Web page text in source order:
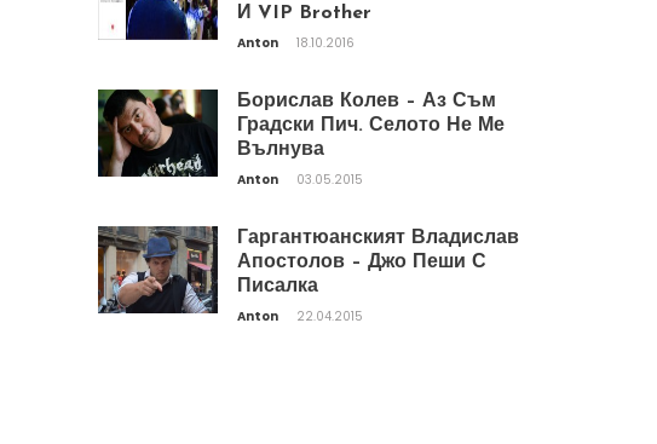
И VIP Brother
Anton 18.10.2016
Борислав Колев – Аз Съм
Градски Пич. Селото Не Ме
Вълнува
Anton 03.05.2015
Гаргантюанският Владислав
Апостолов – Джо Пеши С
Писалка
Anton 22.04.2015